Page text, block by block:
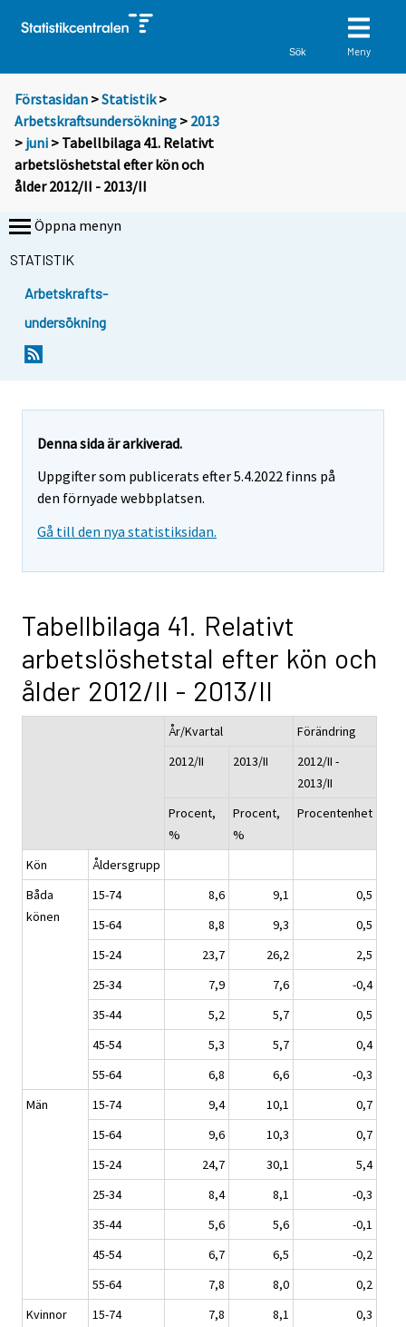
Sök Meny
Förstasidan >Statistik >
Arbetskraftsundersökning > 2013
> juni > Tabellbilaga 41. Relativt
arbetslöshetstal efter kön och
ålder 2012/II - 2013/II
Öppna menyn
STATISTIK
Arbetskrafts-
undersökning
Denna sida är arkiverad.
Uppgifter som publicerats efter 5.4.2022 finns på
den förnyade webbplatsen.
Gå till den nya statistiksidan.
Tabellbilaga 41. Relativt
arbetslöshetstal efter kön och
ålder 2012/II - 2013/II
År/Kvartal
Förändring
2012/II
2013/II
2012/II -
2013/II
Procent,
%
Procent,
%
Procentenhet
Kön
Åldersgrupp
Båda
könen
15-74 8,6 9,1
0,5
15-64
8,8 9,3
0,5
15-24
23,7 26,2
2,5
25-34
7,9 7,6
-0,4
35-44
5,2 5,7
0,5
45-54
5,3 5,7
0,4
55-64
6,8 6,6
-0,3
Män
15-74 9,4 10,1
0,7
15-64
9,6 10,3
0,7
15-24
24,7 30,1
5,4
25-34
8,4 8,1
-0,3
35-44
5,6 5,6
-0,1
45-54
6,7 6,5
-0,2
55-64
7,8 8,0
0,2
Kvinnor
15-74 7,8 8,1
0,3